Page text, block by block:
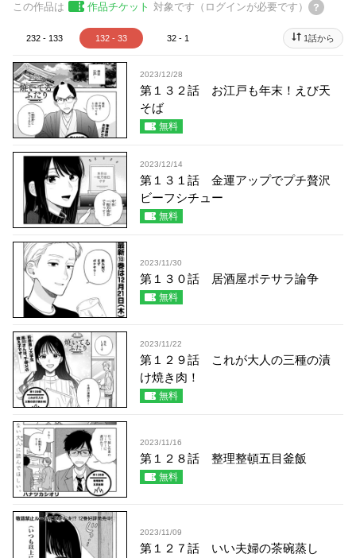
この作品は 作品チケット 対象です（ログインが必要です）
232 - 133 132 - 33 32 - 1 1話から
2023/12/28
第１３２話 お江戸も年末！えび天
そば
無料
2023/12/14
第１３１話 金運アップでプチ贅沢
ビーフシチュー
無料
2023/11/30
第１３０話 居酒屋ポテサラ論争
無料
2023/11/22
第１２９話 これが大人の三種の漬
け焼き肉！
無料
2023/11/16
第１２８話 整理整頓五目釜飯
無料
2023/11/09
第１２７話 いい夫婦の茶碗蒸し